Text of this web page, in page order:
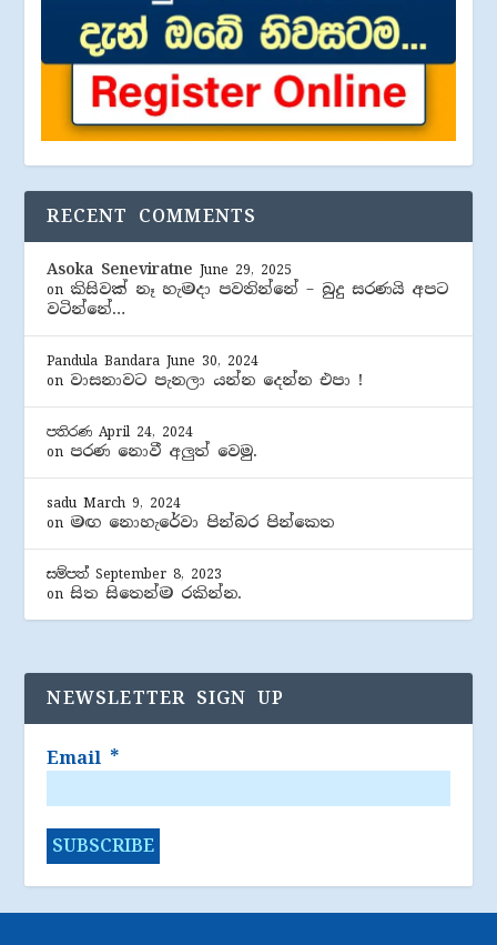
RECENT COMMENTS
Asoka Seneviratne June 29, 2025
on කිසිවක් නෑ හැමදා පවතින්නේ – බුදු සරණයි අපට
වටින්නේ…
Pandula Bandara June 30, 2024
on වාසනාවට පැනලා යන්න දෙන්න එපා !
පතිරණ April 24, 2024
on පරණ නොවී අලුත් වෙමු.
sadu March 9, 2024
on මඟ නොහැරේවා පින්බර පින්කෙත
සම්පත් September 8, 2023
onසිත සිතෙන්ම රකින්න.
NEWSLETTER SIGN UP
Email *